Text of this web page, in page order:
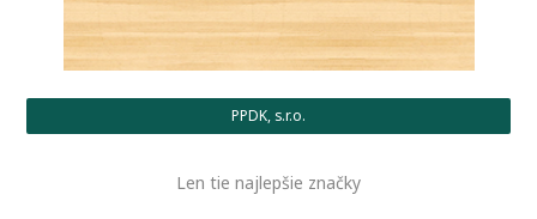
PPDK, s.r.o.
Len tie najlepšie značky